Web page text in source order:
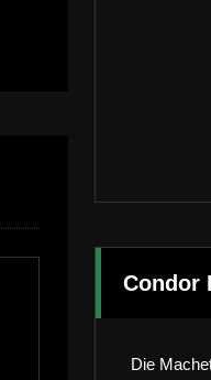
Condor
Die